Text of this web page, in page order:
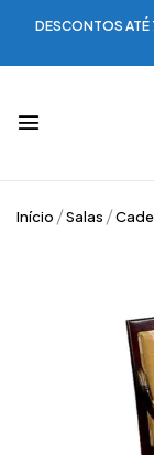
DESCONTOS ATÉ
Início Salas